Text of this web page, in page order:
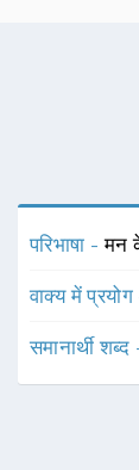
परिभाषा -मन
वाक्य में
समानार्थी